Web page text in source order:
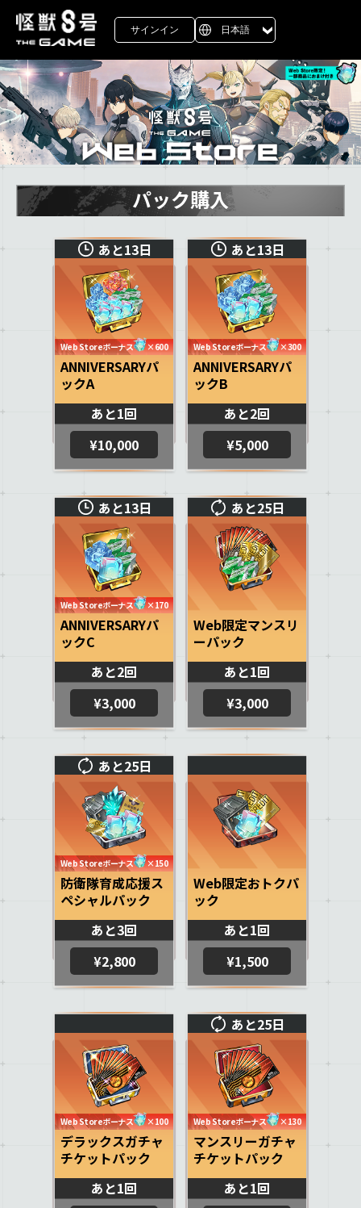
サインイン 日本語
パック購入
あと13日
ANNIVERSARYパ
ックA
Web Storeボーナス ×600
あと1回
¥10,000
あと13日
ANNIVERSARYパ
ックB
Web Storeボーナス ×300
あと2回
¥5,000
あと13日
ANNIVERSARYパ
ックC
Web Storeボーナス ×170
あと2回
¥3,000
あと25日
Web限定マンスリ
ーパック
あと1回
¥3,000
あと25日
防衛隊育成応援ス
ペシャルパック
Web Storeボーナス ×150
あと3回
¥2,800
Web限定おトクパ
ック
あと1回
¥1,500
デラックスガチャ
チケットパック
Web Storeボーナス ×100
あと1回
あと25日
マンスリーガチャ
チケットパック
Web Storeボーナス ×130
あと1回